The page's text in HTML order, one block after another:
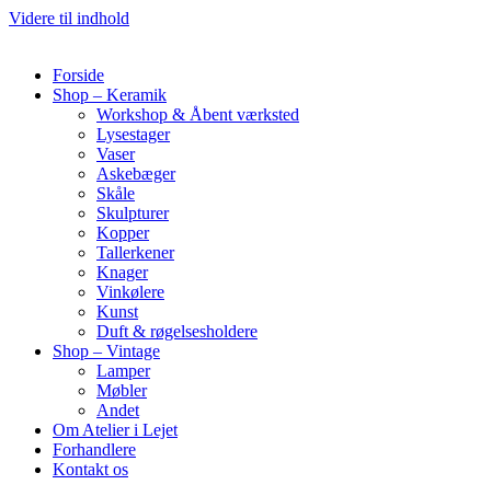
Videre til indhold
Forside
Shop – Keramik
Workshop & Åbent værksted
Lysestager
Vaser
Askebæger
Skåle
Skulpturer
Kopper
Tallerkener
Knager
Vinkølere
Kunst
Duft & røgelsesholdere
Shop – Vintage
Lamper
Møbler
Andet
Om Atelier i Lejet
Forhandlere
Kontakt os